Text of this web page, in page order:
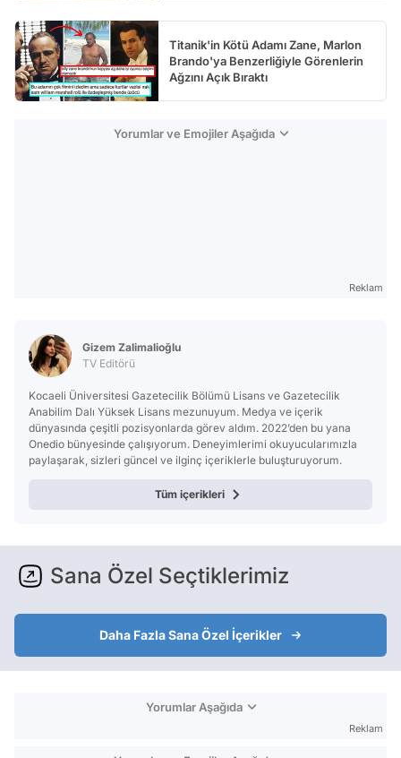
Titanik'in Kötü Adamı Zane, Marlon
Brando'ya Benzerliğiyle Görenlerin
Ağzını Açık Bıraktı
Yorumlar ve Emojiler Aşağıda
Reklam
Gizem Zalimalioğlu
TV Editörü
Kocaeli Üniversitesi Gazetecilik Bölümü Lisans ve Gazetecilik
Anabilim Dalı Yüksek Lisans mezunuyum. Medya ve içerik
dünyasında çeşitli pozisyonlarda görev aldım. 2022’den bu yana
Onedio bünyesinde çalışıyorum. Deneyimlerimi okuyucularımızla
paylaşarak, sizleri güncel ve ilginç içeriklerle buluşturuyorum.
Tüm içerikleri
Sana Özel Seçtiklerimiz
Daha Fazla Sana Özel İçerikler
Yorumlar Aşağıda
Reklam